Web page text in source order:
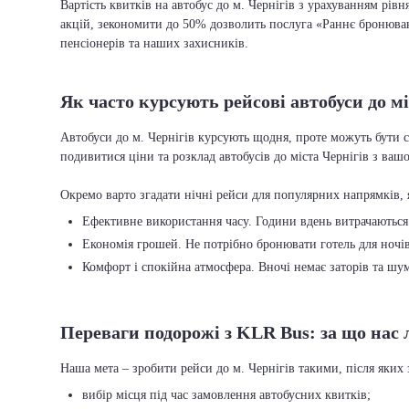
Вартість квитків на автобус до м. Чернігів з урахуванням
акцій, зекономити до 50% дозволить послуга «Раннє
пенсіонерів та наших захисників.
Як часто курсують рейсові автобуси до
Автобуси до м. Чернігів курсують щодня, проте можуть бути
подивитися ціни та розклад автобусів до міста Чернігів з
Ефективне використання часу. Години вдень
Економія грошей. Не потрібно бронювати готель для
Комфорт і спокійна атмосфера. Вночі немає заторів та
Переваги подорожі з KLR Bus: за що нас
вибір місця під час замовлення автобусних квитків;